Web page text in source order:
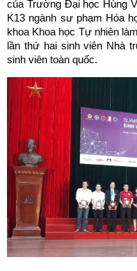
của Trường Đại học Hùng
K13 ngành sư phạm Hóa
khoa Khoa học Tự nhiên
lần thứ hai sinh viên Nhà
sinh viên toàn quốc.